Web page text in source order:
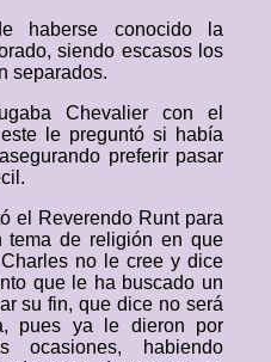
haberse conocido la
siendo escasos los
separados.
Chevalier con el
le preguntó si había
preferir pasar
el Reverendo Runt para
tema de religión en que
no le cree y dice
que le ha buscado un
su fin, que dice no será
pues ya le dieron por
ocasiones, habiendo